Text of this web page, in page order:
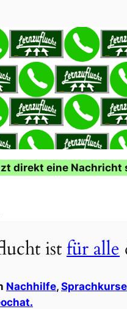
direkt eine Nachricht
ist für alle
Nachhilfe, Sprachkurse